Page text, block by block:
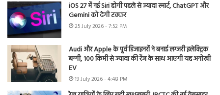
iOS 27 में नई Siri होगी पहले से ज्यादा स्मार्ट, ChatGPT और
Gemini को देगी टक्कर
25 July 2026 - 7:52 PM
Audi और Apple के पूर्व डिजाइनरों ने बनाई लग्जरी इलेक्ट्रिक
बग्गी, 100 किमी से ज्यादा की रेंज के साथ आएगी यह अनोखी
EV
19 July 2026 - 4:48 PM